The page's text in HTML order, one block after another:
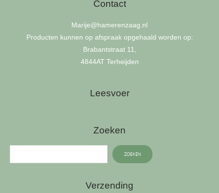
Contact
Marije@hamerenzaag.nl
Producten kunnen op afspraak opgehaald worden op:
Brabantstraat 11,
4844AT Terheijden
Leesvoer
Zoeken
ZOEKEN
Verzending